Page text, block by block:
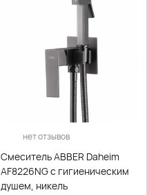
нет отзывов
Смеситель ABBER Daheim
AF8226NG с гигиеническим
душем, никель